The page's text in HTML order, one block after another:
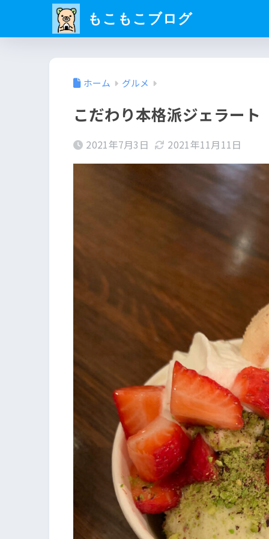
もこもこブログ
ホーム グルメ
こだわり本格派ジェラー
2021年7月3日 2021年11月11日